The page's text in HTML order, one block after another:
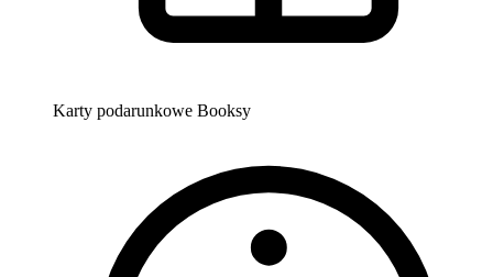
Karty podarunkowe Booksy